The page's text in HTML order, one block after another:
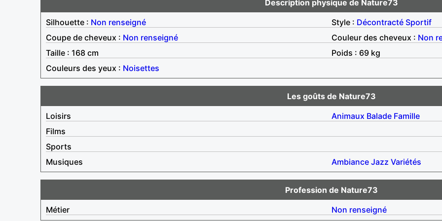
Description physique de Nature73
Silhouette : Non renseigné Style : Décontracté Sportif
Coupe de cheveux : Non renseigné Couleur des cheveux : Non
Taille : 168 cm
Poids : 69 kg
Couleurs des yeux : Noisettes
Les goûts de Nature73
Loisirs
Animaux Balade Famille
Films
Sports
Musiques
Ambiance Jazz Variétés
Profession de Nature73
Métier
Non renseigné